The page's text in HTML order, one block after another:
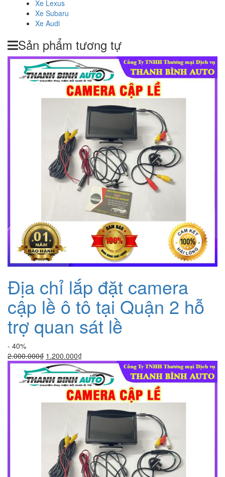
Xe Lexus
Xe Subaru
Xe Audi
Sản phẩm tương tự
Địa chỉ lắp đặt camera
cập lề ô tô tại Quận 2 hỗ
trợ quan sát lề
- 40%
2.000.000₫ Giá
gốc
là:
2.000.000₫.
1.200.000₫Giá
hiện
tại
là:
1.200.000₫.